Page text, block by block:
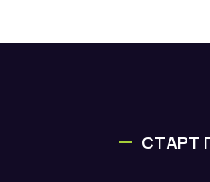
СТАРТ